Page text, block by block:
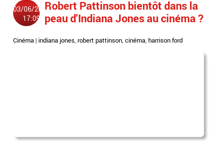
03/06/2014
17:09
Robert Pattinson bientôt dans la
peau d'Indiana Jones au cinéma ?
Cinéma | indiana jones,robert pattinson,cinéma,harrison ford